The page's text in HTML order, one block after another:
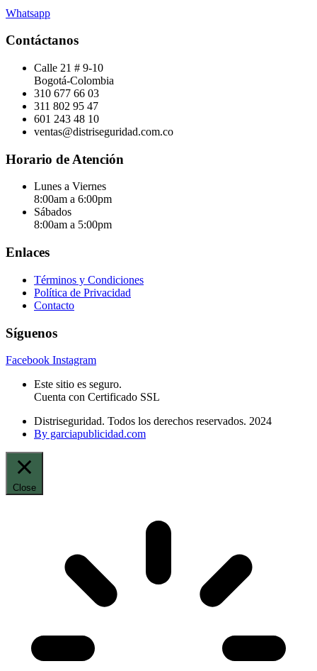
Whatsapp
Contáctanos
Calle 21 # 9-10
Bogotá-Colombia
310 677 66 03
311 802 95 47
601 243 48 10
ventas@distriseguridad.com.co
Horario de Atención
Lunes a Viernes
8:00am a 6:00pm
Sábados
8:00am a 5:00pm
Enlaces
Términos y Condiciones
Política de Privacidad
Contacto
Síguenos
Facebook Instagram
Este sitio es seguro.
Cuenta con Certificado SSL
Distriseguridad. Todos los derechos reservados. 2024
By garciapublicidad.com
Close